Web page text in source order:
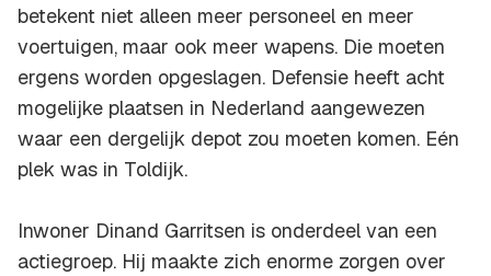
betekent niet alleen meer personeel en meer
voertuigen, maar ook meer wapens. Die moeten
ergens worden opgeslagen. Defensie heeft acht
mogelijke plaatsen in Nederland aangewezen
waar een dergelijk depot zou moeten komen. Eén
plek was in Toldijk.
Inwoner Dinand Garritsen is onderdeel van een
actiegroep. Hij maakte zich enorme zorgen over